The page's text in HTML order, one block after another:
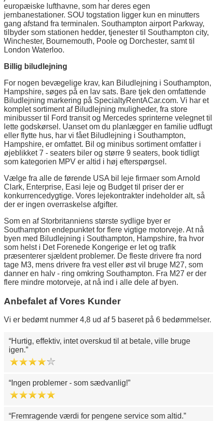
europæiske lufthavne, som har deres egen
jernbanestationer. SOU togstation ligger kun en minutters
gang afstand fra terminalen. Southampton airport Parkway,
tilbyder som stationen hedder, tjenester til Southampton city,
Winchester, Bournemouth, Poole og Dorchester, samt til
London Waterloo.
Billig biludlejning
For nogen bevægelige krav, kan Biludlejning i Southampton,
Hampshire, søges på en lav sats. Bare tjek den omfattende
Biludlejning markering på SpecialtyRentACar.com. Vi har et
komplet sortiment af Biludlejning muligheder, fra store
minibusser til Ford transit og Mercedes sprinterne velegnet til
lette godskørsel. Uanset om du planlægger en familie udflugt
eller flytte hus, har vi fået Biludlejning i Southampton,
Hampshire, er omfattet. Bil og minibus sortiment omfatter i
øjeblikket 7 - seaters biler og større 9 seaters, book tidligt
som kategorien MPV er altid i høj efterspørgsel.
Vælge fra alle de førende USA bil leje firmaer som Arnold
Clark, Enterprise, Easi leje og Budget til priser der er
konkurrencedygtige. Vores lejekontrakter indeholder alt, så
der er ingen overraskelse afgifter.
Som en af Storbritanniens største sydlige byer er
Southampton endepunktet for flere vigtige motorveje. At nå
byen med Biludlejning i Southampton, Hampshire, fra hvor
som helst i Det Forenede Kongerige er let og trafik
præsenterer sjældent problemer. De fleste drivere fra nord
tage M3, mens drivere fra vest eller øst vil bruge M27, som
danner en halv - ring omkring Southampton. Fra M27 er der
flere mindre motorveje, at nå ind i alle dele af byen.
Anbefalet af Vores Kunder
Vi er bedømt nummer 4,8 ud af 5 baseret på 6 bedømmelser.
Hurtig, effektiv, intet overskud til at betale, ville bruge
igen.
Ingen problemer - som sædvanlig!
Fremragende værdi for pengene service som altid.